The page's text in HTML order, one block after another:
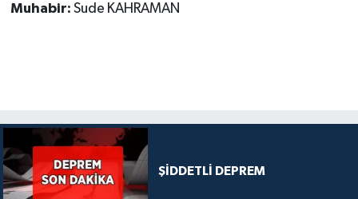
Muhabir: Sude KAHRAMAN
ŞİDDETLİ DEPREM